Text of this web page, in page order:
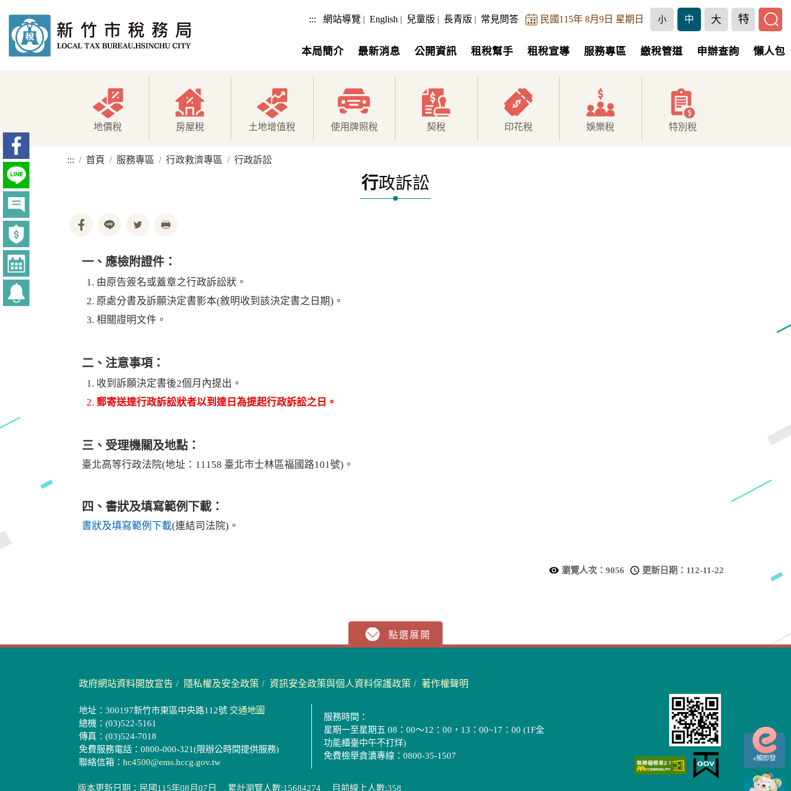
::: 網站導覽 | English | 兒童版 | 長青版 | 常見問答 民國115年 8月9日 星期日 小 中 大 特
本局簡介 最新消息 公開資訊 租稅幫手 租稅宣導 服務專區 繳稅管道 申辦查詢 懶人包
地價稅 房屋稅 土地增值稅 使用牌照稅 契稅 印花稅 娛樂稅 特別稅
::: 首頁 服務專區 行政救濟專區 行政訴訟
行政訴訟
一、應檢附證件：
由原告簽名或蓋章之行政訴訟狀。
原處分書及訴願決定書影本(敘明收到該決定書之日期)。
相關證明文件。
二、注意事項：
收到訴願決定書後2個月內提出。
郵寄送達行政訴訟狀者以到達日為提起行政訴訟之日。
三、受理機關及地點：
臺北高等行政法院(地址：11158 臺北市士林區福國路101號)。
四、書狀及填寫範例下載：
書狀及填寫範例下載(連結司法院)。
瀏覽人次： 9056 更新日期： 112-11-22
政府網站資料開放宣告 隱私權及安全政策 資訊安全政策與個人資料保護政策 著作權聲明
地址：300197新竹市東區中央路112號 交通地圖
總機：(03)522-5161
傳真：(03)524-7018
免費服務電話：0800-000-321(限辦公時間提供服務)
聯絡信箱： hc4500@ems.hccg.gov.tw
服務時間：
星期一至星期五 08：00～12：00，13：00~17：00 (1F全
功能櫃臺中午不打烊)
免費檢舉貪瀆專線：0800-35-1507
版本更新日期：民國115年08月07日 累計瀏覽人數:15684274 目前線上人數:358
e觸即發